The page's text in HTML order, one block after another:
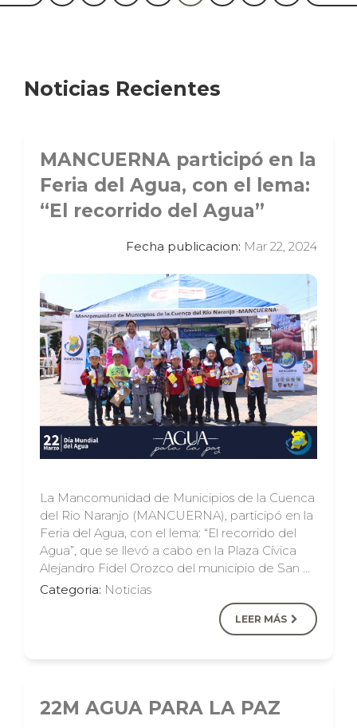
Noticias Recientes
MANCUERNA participó en la
Feria del Agua, con el lema:
“El recorrido del Agua”
Fecha publicacion: Mar 22, 2024
La Mancomunidad de Municipios de la Cuenca
del Rio Naranjo (MANCUERNA), participó en la
Feria del Agua, con el lema: “El recorrido del
Agua”, que se llevó a cabo en la Plaza Cívica
Alejandro Fidel Orozco del municipio de San …
Categoria: Noticias
LEER MÁS
22M AGUA PARA LA PAZ